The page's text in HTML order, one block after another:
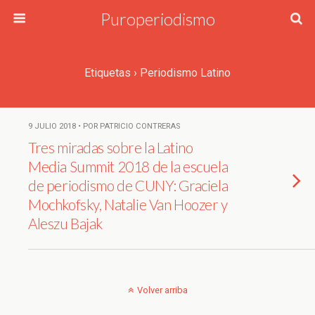
Puroperiodismo
Etiquetas › Periodismo Latino
9 JULIO 2018 • POR PATRICIO CONTRERAS
Tres miradas sobre la Latino
Media Summit 2018 de la escuela
de periodismo de CUNY: Graciela
Mochkofsky, Natalie Van Hoozer y
Aleszu Bajak
Volver arriba